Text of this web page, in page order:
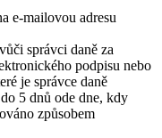
e-mailovou adresu
správci daně za
podpisu nebo
je správce daně
5 dnů ode dne, kdy
způsobem